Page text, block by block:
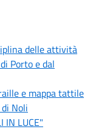
delle attività
Porto e dal
e mappa tattile
Noli
IN LUCE"